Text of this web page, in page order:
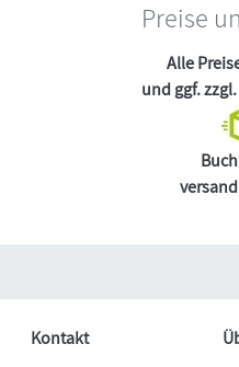
Preise
Alle
und ggf. zzgl.
Kontakt